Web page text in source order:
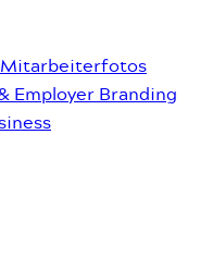
Mitarbeiterfotos
Employer Branding